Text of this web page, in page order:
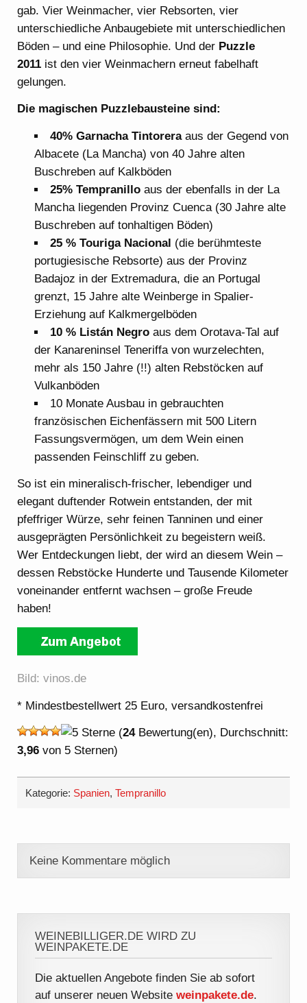
gab. Vier Weinmacher, vier Rebsorten, vier
unterschiedliche Anbaugebiete mit unterschiedlichen
Böden – und eine Philosophie. Und der Puzzle
2011 ist den vier Weinmachern erneut fabelhaft
gelungen.
Die magischen Puzzlebausteine sind:
40% Garnacha Tintoreraaus der Gegend von
Albacete (La Mancha) von 40 Jahre alten
Buschreben auf Kalkböden
25% Tempranillo aus der ebenfalls in der La
Mancha liegenden Provinz Cuenca (30 Jahre alte
Buschreben auf tonhaltigen Böden)
25 % Touriga Nacional (die berühmteste
portugiesische Rebsorte) aus der Provinz
Badajoz in der Extremadura, die an Portugal
grenzt, 15 Jahre alte Weinberge in Spalier-
Erziehung auf Kalkmergelböden
10 % Listán Negro aus dem Orotava-Tal auf
der Kanareninsel Teneriffa von wurzelechten,
mehr als 150 Jahre (!!) alten Rebstöcken auf
Vulkanböden
10 Monate Ausbau in gebrauchten
französischen Eichenfässern mit 500 Litern
Fassungsvermögen, um dem Wein einen
passenden Feinschliff zu geben.
So ist ein mineralisch-frischer, lebendiger und
elegant duftender Rotwein entstanden, der mit
pfeffriger Würze, sehr feinen Tanninen und einer
ausgeprägten Persönlichkeit zu begeistern weiß.
Wer Entdeckungen liebt, der wird an diesem Wein –
dessen Rebstöcke Hunderte und Tausende Kilometer
voneinander entfernt wachsen – große Freude
haben!
Bild: vinos.de
* Mindestbestellwert 25 Euro, versandkostenfrei
(24Bewertung(en), Durchschnitt:
3,96 von 5 Sternen)
Kategorie: Spanien,Tempranillo
Keine Kommentare möglich
WEINEBILLIGER.DE WIRD ZU
WEINPAKETE.DE
Die aktuellen Angebote finden Sie ab sofort
auf unserer neuen Websiteweinpakete.de.